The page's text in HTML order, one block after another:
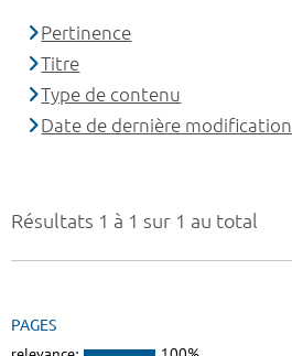
Résultats 1 à 1 sur 1 au total
PAGES
Pertinence
Titre
Type de contenu
Date de dernière modification